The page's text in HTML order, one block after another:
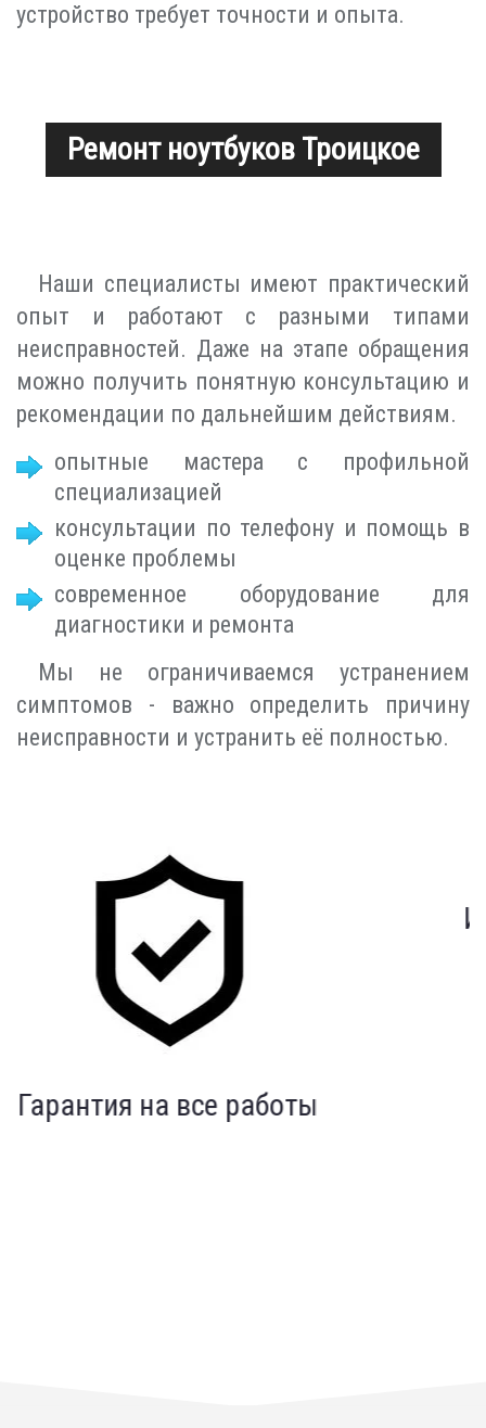
устройство требует точности и опыта.
Ремонт ноутбуков Троицкое
Наши специалисты имеют практический
опыт и работают с разными типами
неисправностей. Даже на этапе обращения
можно получить понятную консультацию и
рекомендации по дальнейшим действиям.
опытные мастера с профильной
специализацией
консультации по телефону и помощь в
оценке проблемы
современное оборудование для
диагностики и ремонта
Мы не ограничиваемся устранением
симптомов - важно определить причину
неисправности и устранить её полностью.
Индивидуальный подход